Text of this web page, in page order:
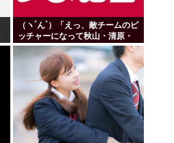
（ヽ´ん`）「えっ、敵チームのピ
ッチャーになって秋山・清原・
デストラーデを三振に抑えたら
一億ですか？」→どうする？